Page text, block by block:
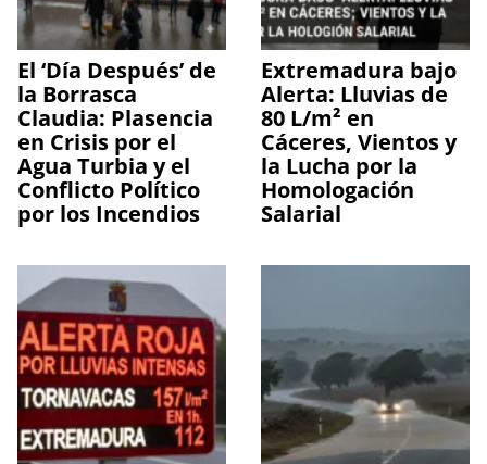
El ‘Día Después’ de
la Borrasca
Claudia: Plasencia
en Crisis por el
Agua Turbia y el
Conflicto Político
por los Incendios
Extremadura bajo
Alerta: Lluvias de
80 L/m² en
Cáceres, Vientos y
la Lucha por la
Homologación
Salarial